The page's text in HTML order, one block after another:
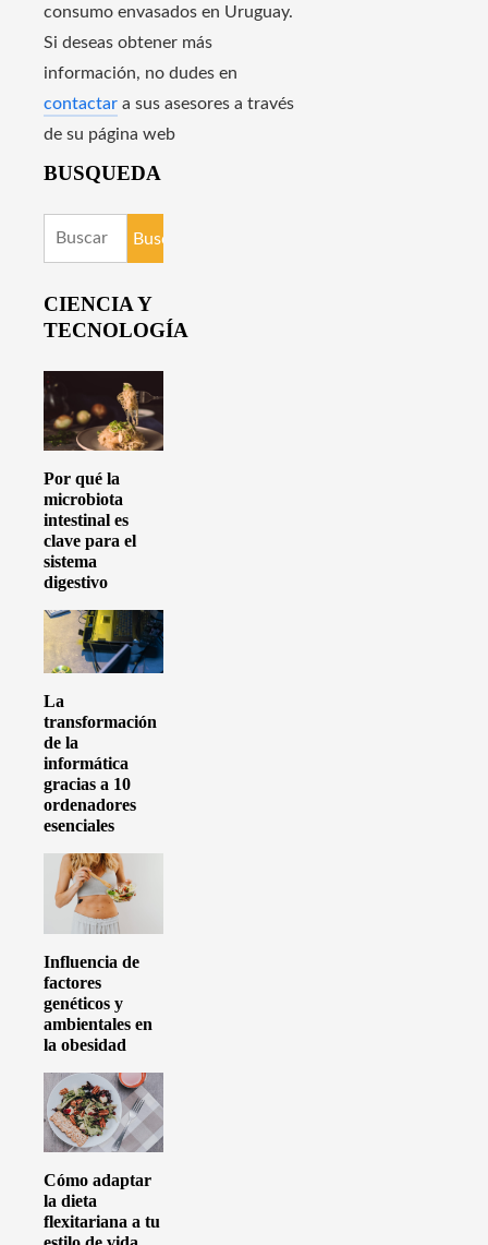
consumo envasados en Uruguay.
Si deseas obtener más
información, no dudes en
contactar a sus asesores a través
de su página web
BUSQUEDA
Buscar:
CIENCIA Y
TECNOLOGÍA
Por qué la
microbiota
intestinal es
clave para el
sistema
digestivo
La
transformación
de la
informática
gracias a 10
ordenadores
esenciales
Influencia de
factores
genéticos y
ambientales en
la obesidad
Cómo adaptar
la dieta
flexitariana a tu